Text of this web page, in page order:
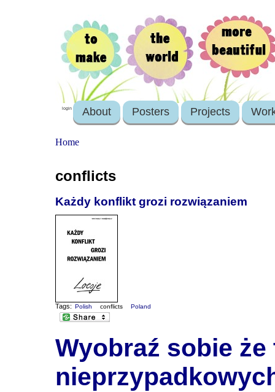
login About Posters Projects
Home
conflicts
Każdy konflikt grozi rozwiązaniem
Tags: Polish conflicts Poland
Wyobraź sobie